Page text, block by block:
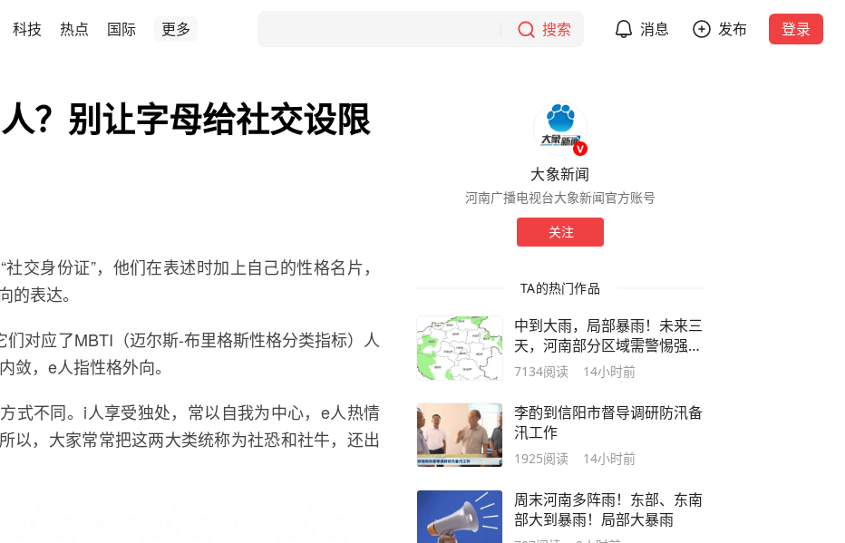
科技 热点 国际 更多 搜索 消息 发布 登录
？别让字母给社交设限
交身份证”，他们在表述时加上自己的性格名片，
的表达。
对应了MBTI（迈尔斯-布里格斯性格分类指标）人
敛，e人指性格外向。
式不同。i人享受独处，常以自我为中心，e人热情
以，大家常常把这两大类统称为社恐和社牛，还出
大象新闻
河南广播电视台大象新闻官方账号
关注
TA的热门作品
中到大雨，局部暴雨！未来三
天，河南部分区域需警惕强对
流天气
7134阅读 14小时前
李酌到信阳市督导调研防汛备
汛工作
1925阅读 14小时前
周末河南多阵雨！东部、东南
部大到暴雨！局部大暴雨